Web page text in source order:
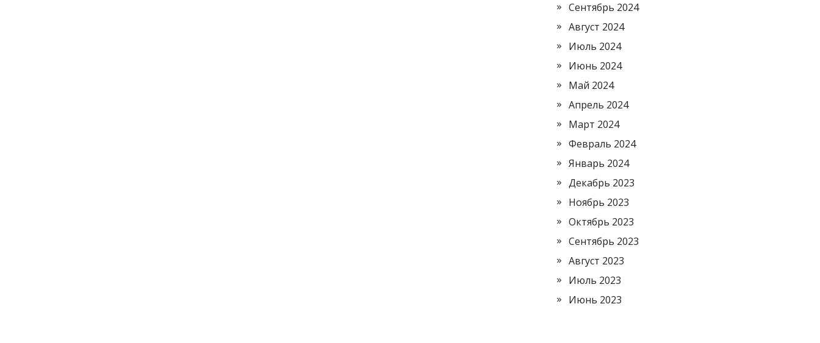
Сентябрь 2024
Август 2024
Июль 2024
Июнь 2024
Май 2024
Апрель 2024
Март 2024
Февраль 2024
Январь 2024
Декабрь 2023
Ноябрь 2023
Октябрь 2023
Сентябрь 2023
Август 2023
Июль 2023
Июнь 2023